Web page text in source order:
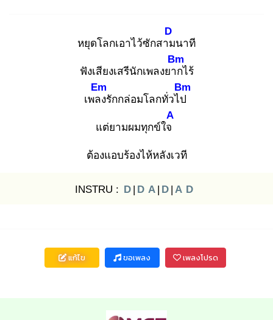
หยุดโลกเอาไว้ซักสาม
D
นาที
ฟังเสียงเสรีนักเพลงยาก
Bm
ไร้
เพลง
Em
รักกล่อมโลกทั่วไป
Bm
แต่ยามผมทุกข์ใจ
A
ต้องแอบร้องไห้หลังเวที
INSTRU : D | D A | D | A D
แก้ไข ขอเพลง เพลงโปรด